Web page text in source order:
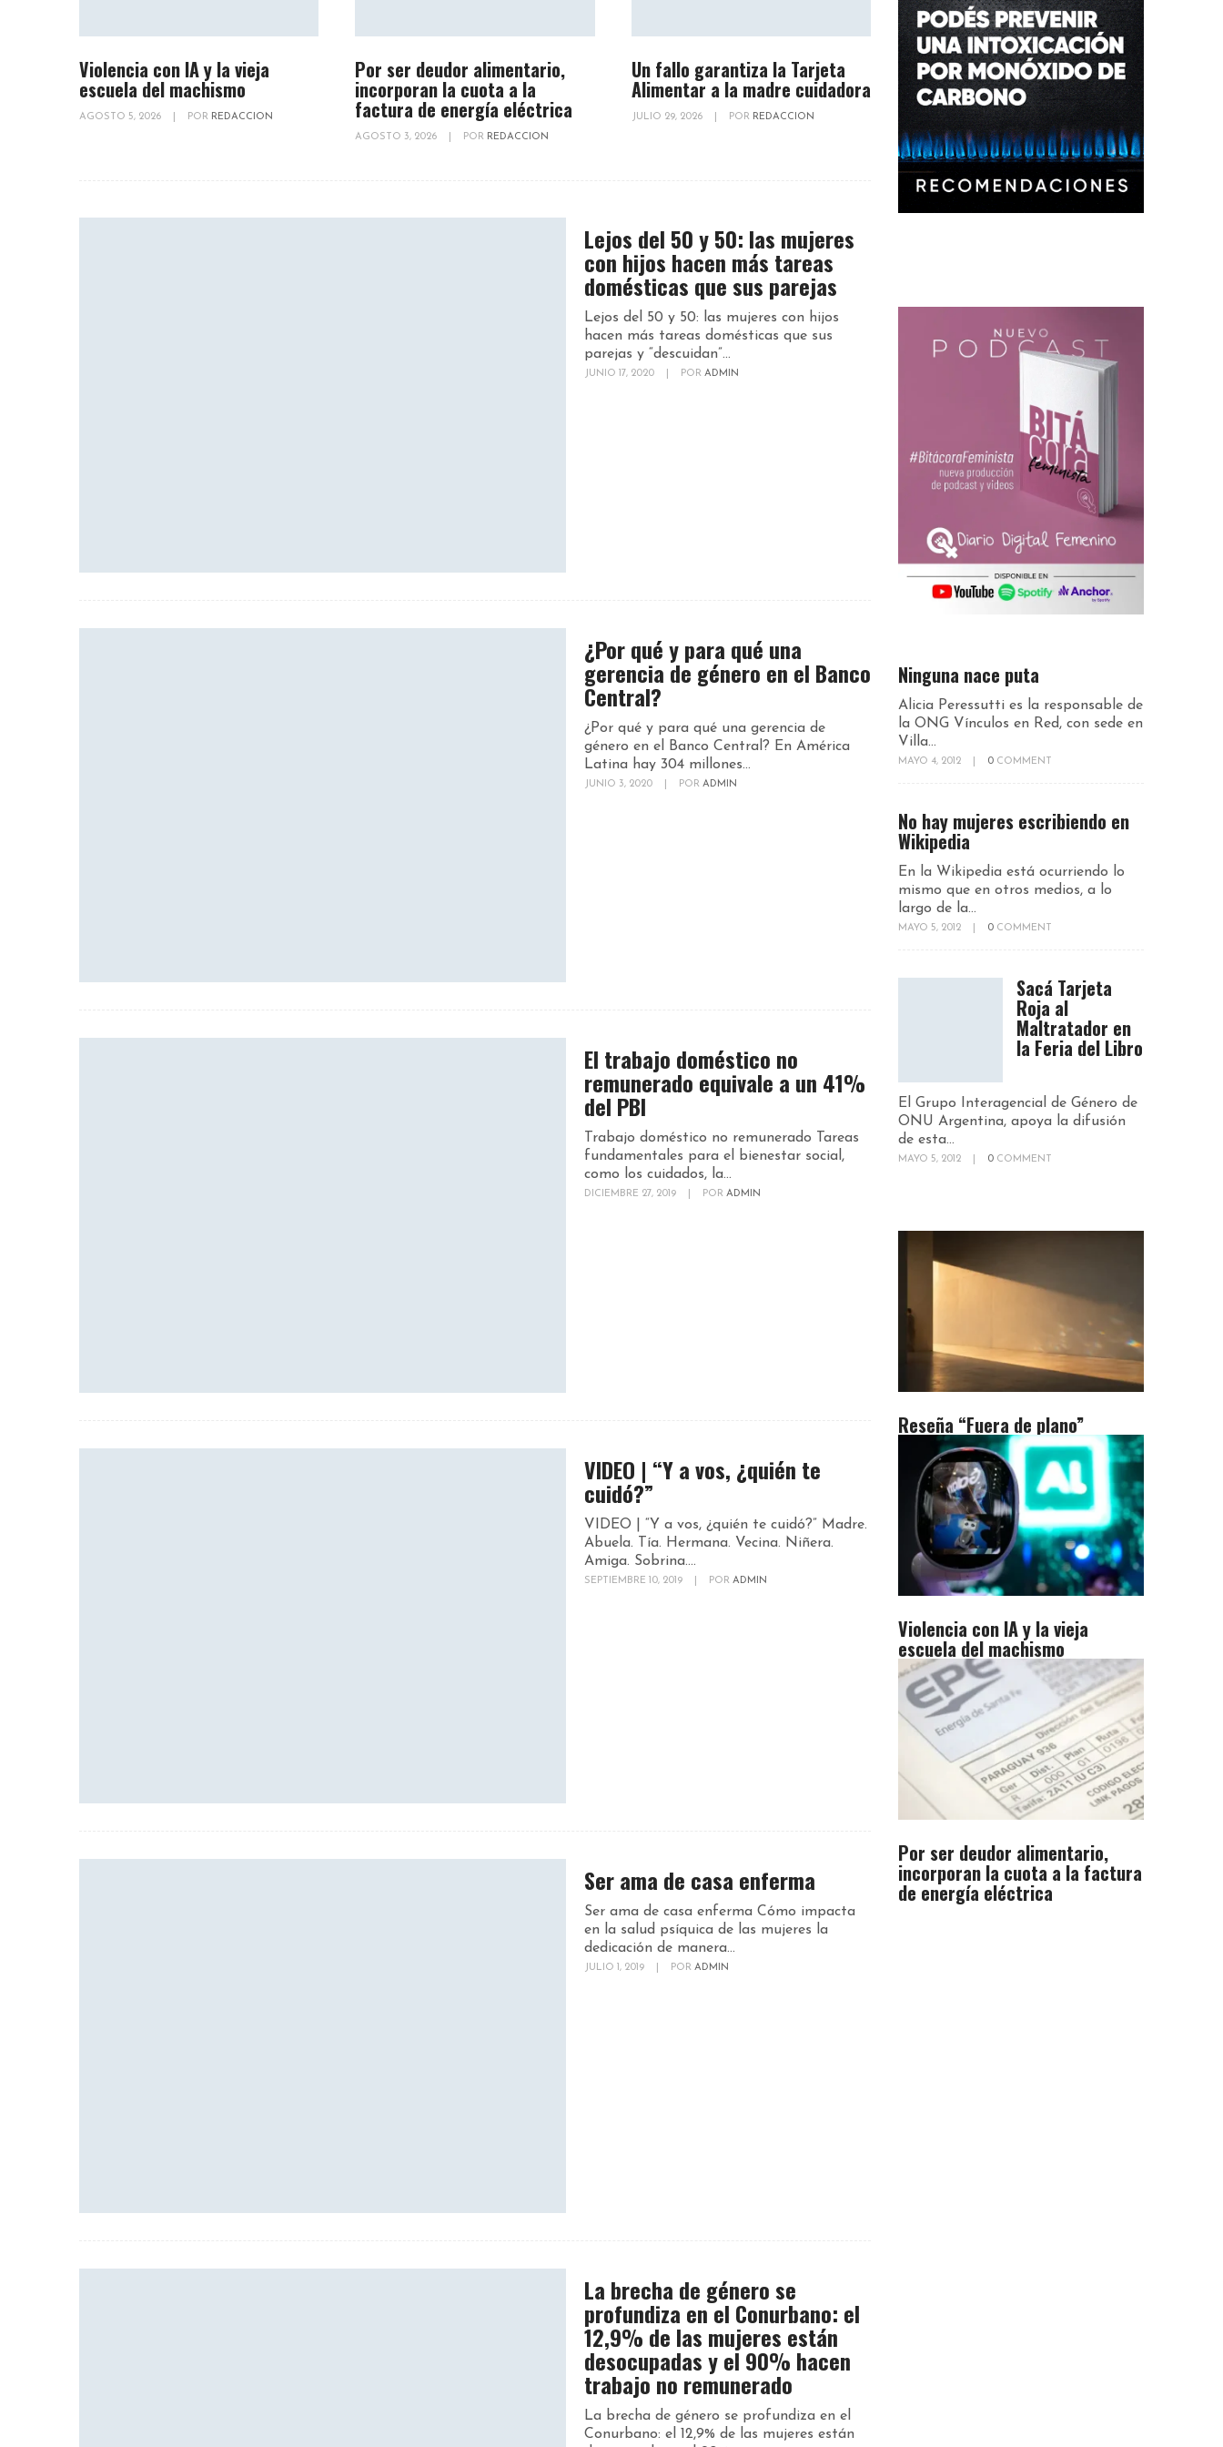
Violencia con IA y la vieja
escuela del machismo
AGOSTO 5, 2026 POR REDACCION
Por ser deudor alimentario,
incorporan la cuota a la
factura de energía eléctrica
AGOSTO 3, 2026 POR REDACCION
Un fallo garantiza la Tarjeta
Alimentar a la madre cuidadora
JULIO 29, 2026 POR REDACCION
Lejos del 50 y 50: las mujeres
con hijos hacen más tareas
domésticas que sus parejas
Lejos del 50 y 50: las mujeres con hijos
hacen más tareas domésticas que sus
parejas y “descuidan”...
JUNIO 17, 2020 POR ADMIN
¿Por qué y para qué una
gerencia de género en el Banco
Central?
¿Por qué y para qué una gerencia de
género en el Banco Central? En América
Latina hay 304 millones...
JUNIO 3, 2020 POR ADMIN
El trabajo doméstico no
remunerado equivale a un 41%
del PBI
Trabajo doméstico no remunerado Tareas
fundamentales para el bienestar social,
como los cuidados, la...
DICIEMBRE 27, 2019 POR ADMIN
VIDEO | “Y a vos, ¿quién te
cuidó?”
VIDEO | “Y a vos, ¿quién te cuidó?” Madre.
Abuela. Tía. Hermana. Vecina. Niñera.
Amiga. Sobrina....
SEPTIEMBRE 10, 2019 POR ADMIN
Ser ama de casa enferma
Ser ama de casa enferma Cómo impacta
en la salud psíquica de las mujeres la
dedicación de manera...
JULIO 1, 2019 POR ADMIN
La brecha de género se
profundiza en el Conurbano: el
12,9% de las mujeres están
desocupadas y el 90% hacen
trabajo no remunerado
La brecha de género se profundiza en el
Conurbano: el 12,9% de las mujeres están
Ninguna nace puta
Alicia Peressutti es la responsable de
la ONG Vínculos en Red, con sede en
Villa...
MAYO 4, 2012 0 COMMENT
No hay mujeres escribiendo en
Wikipedia
En la Wikipedia está ocurriendo lo
mismo que en otros medios, a lo
largo de la...
MAYO 5, 2012 0 COMMENT
Sacá Tarjeta
Roja al
Maltratador en
la Feria del Libro
El Grupo Interagencial de Género de
ONU Argentina, apoya la difusión
de esta...
MAYO 5, 2012 0 COMMENT
Reseña “Fuera de plano”
Violencia con IA y la vieja
escuela del machismo
Por ser deudor alimentario,
incorporan la cuota a la factura
de energía eléctrica